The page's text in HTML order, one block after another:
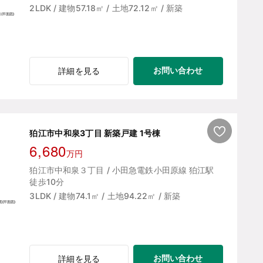
2LDK / 建物57.18㎡ / 土地72.12㎡ / 新築
詳細を見る お問い合わせ
狛江市中和泉3丁目 新築戸建 1号棟
6,680万円
狛江市中和泉３丁目 / 小田急電鉄小田原線 狛江駅
徒歩10分
3LDK / 建物74.1㎡ / 土地94.22㎡ / 新築
詳細を見る お問い合わせ